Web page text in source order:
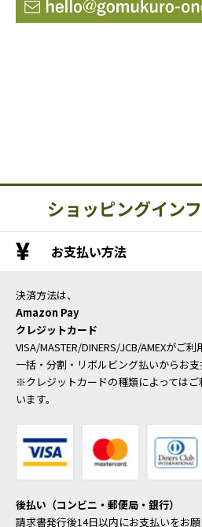
ショッピングイン
お支払い方法
決済方法は、
Amazon Pay
クレジットカード
VISA/MASTER/DINERS/JCB/AMEXがご利
一括・分割・リボルビング払いからお支
※クレジットカードの種類によっては
います。
後払い（コンビニ・郵便局・銀行）
請求書発行後14日以内にお支払いをお願